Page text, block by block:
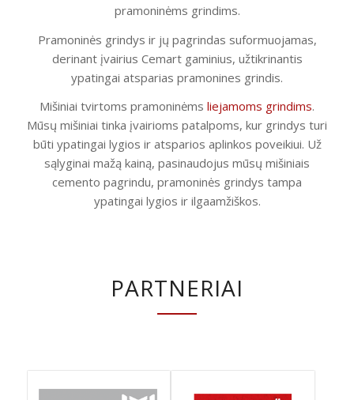
pramoninėms grindims.
Pramoninės grindys ir jų pagrindas suformuojamas,
derinant įvairius Cemart gaminius, užtikrinantis
ypatingai atsparias pramonines grindis.
Mišiniai tvirtoms pramoninėms liejamoms grindims.
Mūsų mišiniai tinka įvairioms patalpoms, kur grindys turi
būti ypatingai lygios ir atsparios aplinkos poveikiui. Už
sąlyginai mažą kainą, pasinaudojus mūsų mišiniais
cemento pagrindu, pramoninės grindys tampa
ypatingai lygios ir ilgaamžiškos.
PARTNERIAI